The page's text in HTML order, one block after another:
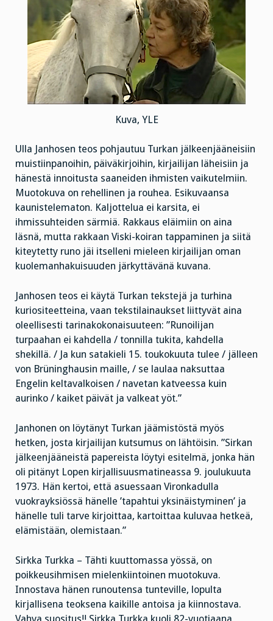
Kuva, YLE
Ulla Janhosen teos pohjautuu Turkan jälkeenjääneisiin
muistiinpanoihin, päiväkirjoihin, kirjailijan läheisiin ja
hänestä innoitusta saaneiden ihmisten vaikutelmiin.
Muotokuva on rehellinen ja rouhea. Esikuvaansa
kaunistelematon. Kaljottelua ei karsita, ei
ihmissuhteiden särmiä. Rakkaus eläimiin on aina
läsnä, mutta rakkaan Viski-koiran tappaminen ja siitä
kiteytetty runo jäi itselleni mieleen kirjailijan oman
kuolemanhakuisuuden järkyttävänä kuvana.
Janhosen teos ei käytä Turkan tekstejä ja turhina
kuriositeetteina, vaan tekstilainaukset liittyvät aina
oleellisesti tarinakokonaisuuteen: ”Runoilijan
turpaahan ei kahdella / tonnilla tukita, kahdella
shekillä. / Ja kun satakieli 15. toukokuuta tulee / jälleen
von Brüninghausin maille, / se laulaa naksuttaa
Engelin keltavalkoisen / navetan katveessa kuin
aurinko / kaiket päivät ja valkeat yöt.”
Janhonen on löytänyt Turkan jäämistöstä myös
hetken, josta kirjailijan kutsumus on lähtöisin. ”Sirkan
jälkeenjääneistä papereista löytyi esitelmä, jonka hän
oli pitänyt Lopen kirjallisuusmatineassa 9. joulukuuta
1973. Hän kertoi, että asuessaan Vironkadulla
vuokrayksiössä hänelle ’tapahtui yksinäistyminen’ ja
hänelle tuli tarve kirjoittaa, kartoittaa kuluvaa hetkeä,
elämistään, olemistaan.”
Sirkka Turkka – Tähti kuuttomassa yössä, on
poikkeusihmisen mielenkiintoinen muotokuva.
Innostava hänen runoutensa tunteville, lopulta
kirjallisena teoksena kaikille antoisa ja kiinnostava.
Vahva suositus!! Sirkka Turkka kuoli 82-vuotiaana